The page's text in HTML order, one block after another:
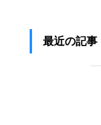
最近の記事